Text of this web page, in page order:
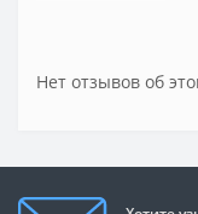
Нет отзывов об